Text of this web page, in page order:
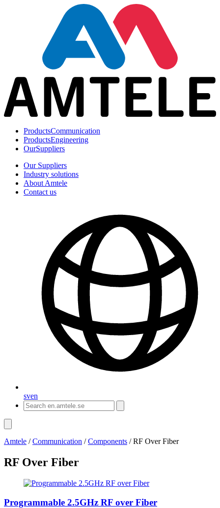
ProductsCommunication
ProductsEngineering
OurSuppliers
Our Suppliers
Industry solutions
About Amtele
Contact us
sven
Amtele /Communication /Components /RF Over Fiber
RF Over Fiber
Programmable 2.5GHz RF over Fiber